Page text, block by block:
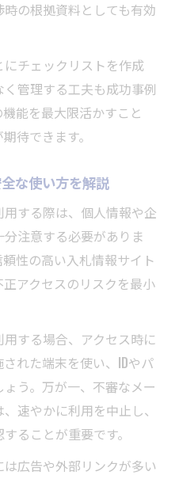
の根拠資料としても有効
チェックリストを作成
管理する工夫も成功事例
能を最大限活かすこと
待できます。
な使い方を解説
する際は、個人情報や企
注意する必要がありま
性の高い入札情報サイト
アクセスのリスクを最小
する場合、アクセス時に
れた端末を使い、IDやパ
う。万が一、不審なメー
速やかに利用を中止し、
ることが重要です。
広告や外部リンクが多い